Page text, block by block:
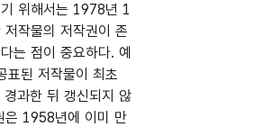
위해서는 1978년 1
작물의 저작권이 존
는 점이 중요하다. 예
표된 저작물이 최초
과한 뒤 갱신되지 않
은 1958년에 이미 만